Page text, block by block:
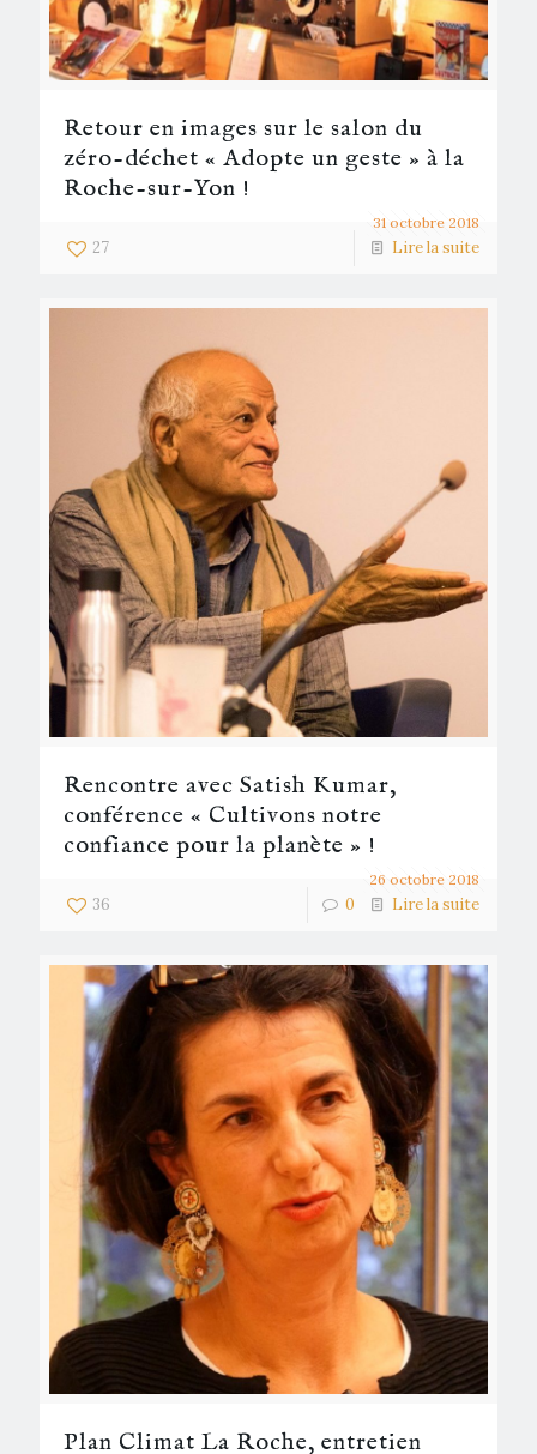
31 octobre 2018
Retour en images sur le salon du
zéro-déchet « Adopte un geste » à la
Roche-sur-Yon !
27 Lire la suite
26 octobre 2018
Rencontre avec Satish Kumar,
conférence « Cultivons notre
confiance pour la planète » !
36 0 Lire la suite
Plan Climat La Roche, entretien